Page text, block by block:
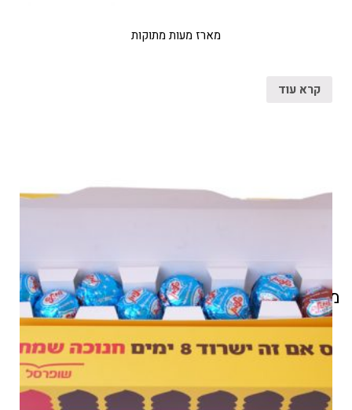
מוצרים קשורים
מארז מעות מתוקות
קרא עוד